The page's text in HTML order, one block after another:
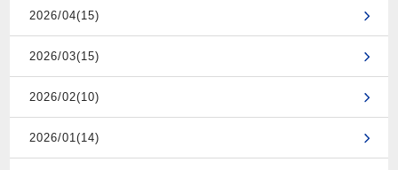
2026/04(15)
2026/03(15)
2026/02(10)
2026/01(14)